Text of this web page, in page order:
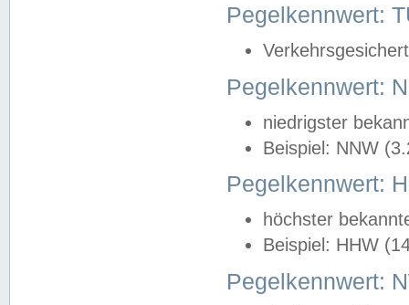
Pegelkennwert:
Pegelkennwert:
niedrigster
Beispiel: NNW
Pegelkennwert:
höchster
Beispiel: HHW
Pegelkennwert: